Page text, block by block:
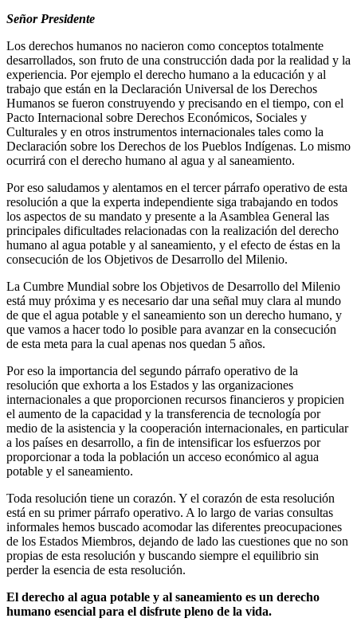
Señor Presidente
Los derechos humanos no nacieron como conceptos totalmente
desarrollados, son fruto de una construcción dada por la realidad y la
experiencia. Por ejemplo el derecho humano a la educación y al
trabajo que están en la Declaración Universal de los Derechos
Humanos se fueron construyendo y precisando en el tiempo, con el
Pacto Internacional sobre Derechos Económicos, Sociales y
Culturales y en otros instrumentos internacionales tales como la
Declaración sobre los Derechos de los Pueblos Indígenas. Lo mismo
ocurrirá con el derecho humano al agua y al saneamiento.
Por eso saludamos y alentamos en el tercer párrafo operativo de esta
resolución a que la experta independiente siga trabajando en todos
los aspectos de su mandato y presente a la Asamblea General las
principales dificultades relacionadas con la realización del derecho
humano al agua potable y al saneamiento, y el efecto de éstas en la
consecución de los Objetivos de Desarrollo del Milenio.
La Cumbre Mundial sobre los Objetivos de Desarrollo del Milenio
está muy próxima y es necesario dar una señal muy clara al mundo
de que el agua potable y el saneamiento son un derecho humano, y
que vamos a hacer todo lo posible para avanzar en la consecución
de esta meta para la cual apenas nos quedan 5 años.
Por eso la importancia del segundo párrafo operativo de la
resolución que exhorta a los Estados y las organizaciones
internacionales a que proporcionen recursos financieros y propicien
el aumento de la capacidad y la transferencia de tecnología por
medio de la asistencia y la cooperación internacionales, en particular
a los países en desarrollo, a fin de intensificar los esfuerzos por
proporcionar a toda la población un acceso económico al agua
potable y el saneamiento.
Toda resolución tiene un corazón. Y el corazón de esta resolución
está en su primer párrafo operativo. A lo largo de varias consultas
informales hemos buscado acomodar las diferentes preocupaciones
de los Estados Miembros, dejando de lado las cuestiones que no son
propias de esta resolución y buscando siempre el equilibrio sin
perder la esencia de esta resolución.
El derecho al agua potable y al saneamiento es un derecho
humano esencial para el disfrute pleno de la vida.